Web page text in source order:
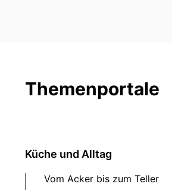
Themenportale
Küche und Alltag
Vom Acker bis zum Teller